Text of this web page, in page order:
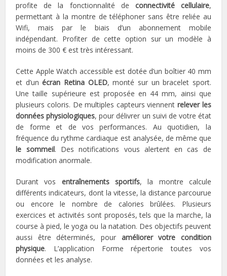
profite de la fonctionnalité de connectivité cellulaire,
permettant à la montre de téléphoner sans être reliée au
Wifi, mais par le biais d’un abonnement mobile
indépendant. Profiter de cette option sur un modèle à
moins de 300 € est très intéressant.
Cette Apple Watch accessible est dotée d’un boîtier 40 mm
et d’unécran Retina OLED, monté sur un bracelet sport.
Une taille supérieure est proposée en 44 mm, ainsi que
plusieurs coloris. De multiples capteurs viennentrelever les
données physiologiques, pour délivrer un suivi de votre état
de forme et de vos performances. Au quotidien, la
fréquence du rythme cardiaque est analysée, de même que
le sommeil. Des notifications vous alertent en cas de
modification anormale.
Durant vos entraînements sportifs, la montre calcule
différents indicateurs, dont la vitesse, la distance parcourue
ou encore le nombre de calories brûlées. Plusieurs
exercices et activités sont proposés, tels que la marche, la
course à pied, le yoga ou la natation. Des objectifs peuvent
aussi être déterminés, pour améliorer votre condition
physique. L’application Forme répertorie toutes vos
données et les analyse.